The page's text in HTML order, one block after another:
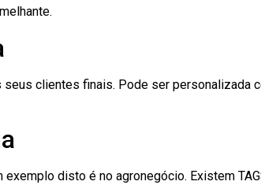
clientes finais. Pode ser personalizada
disto é no agronegócio. Existem